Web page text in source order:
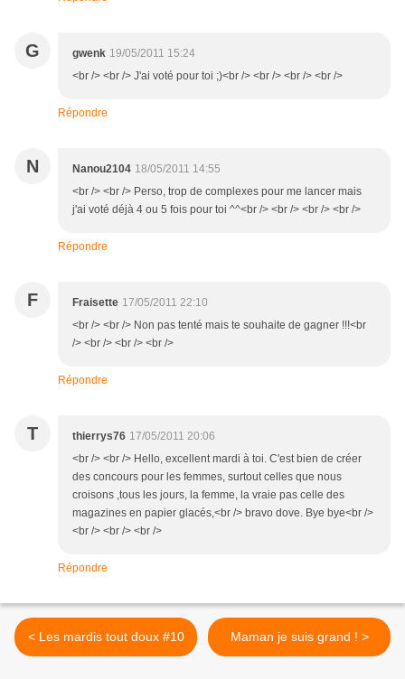
G gwenk 19/05/2011 15:24
<br /> <br /> J'ai voté pour toi ;)<br /> <br /> <br /> <br />
Répondre
N Nanou2104 18/05/2011 14:55
<br /> <br /> Perso, trop de complexes pour me lancer mais
j'ai voté déjà 4 ou 5 fois pour toi ^^<br /> <br /> <br /> <br />
Répondre
F Fraisette 17/05/2011 22:10
<br /> <br /> Non pas tenté mais te souhaite de gagner !!!<br
/> <br /> <br /> <br />
Répondre
T thierrys76 17/05/2011 20:06
<br /> <br /> Hello, excellent mardi à toi. C'est bien de créer
des concours pour les femmes, surtout celles que nous
croisons ,tous les jours, la femme, la vraie pas celle des
magazines en papier glacés,<br /> bravo dove. Bye bye<br />
<br /> <br /> <br />
Répondre
< Les mardis tout doux #10 Maman je suis grand ! >